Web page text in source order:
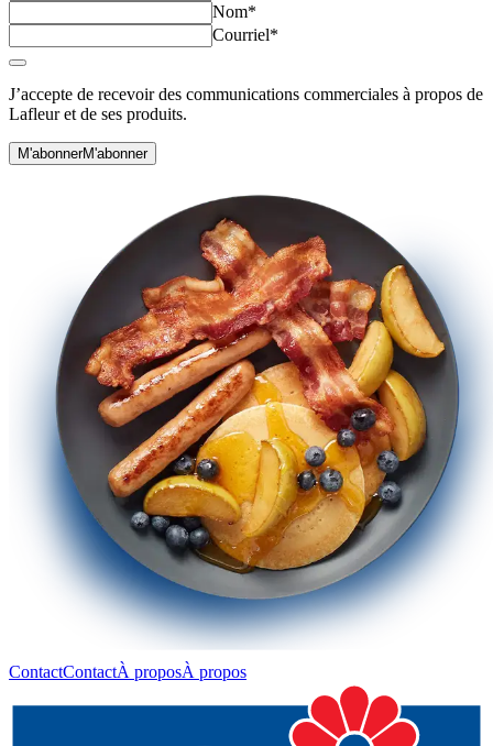
Nom*
Courriel*
J’accepte de recevoir des communications commerciales à propos de
Lafleur et de ses produits.
M'abonnerM'abonner
ContactContactÀ proposÀ propos